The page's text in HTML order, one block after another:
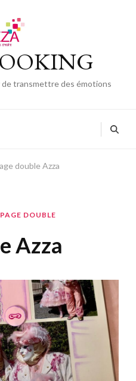
de transmettre des émotions
double Azza
PAGE DOUBLE
Azza